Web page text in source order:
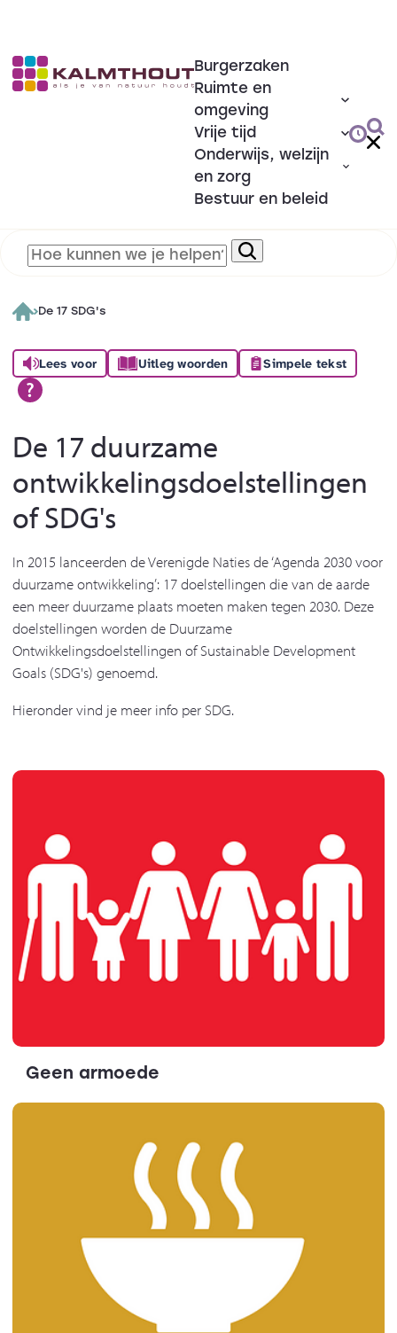
Burgerzaken
Ruimte en
omgeving
Vrije tijd
Onderwijs, welzijn
en zorg
Bestuur en beleid
De 17 SDG's
Lees voor Uitleg woorden Simpele tekst
De 17 duurzame
ontwikkelingsdoelstellingen
of SDG's
In 2015 lanceerden de Verenigde Naties de ‘Agenda 2030 voor
duurzame ontwikkeling’: 17 doelstellingen die van de aarde
een meer duurzame plaats moeten maken tegen 2030. Deze
doelstellingen worden de Duurzame
Ontwikkelingsdoelstellingen of Sustainable Development
Goals (SDG's) genoemd.
Hieronder vind je meer info per SDG.
Geen armoede